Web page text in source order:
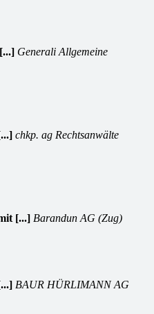
Generali Allgemeine
chkp. ag Rechtsanwälte
[...] Barandun AG (Zug)
BAUR HÜRLIMANN AG